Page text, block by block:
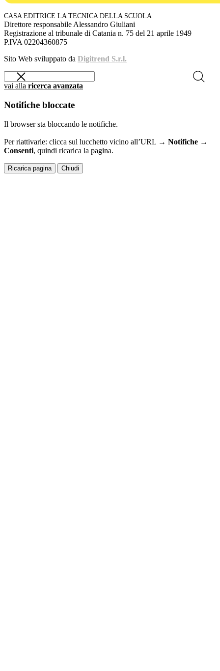
CASA EDITRICE LA TECNICA DELLA SCUOLA
Direttore responsabile Alessandro Giuliani
Registrazione al tribunale di Catania n. 75 del 21 aprile 1949
P.IVA 02204360875
Sito Web sviluppato da Digitrend S.r.l.
vai alla ricerca avanzata
Notifiche bloccate
Il browser sta bloccando le notifiche.
Per riattivarle: clicca sul lucchetto vicino all’URL → Notifiche →
Consenti, quindi ricarica la pagina.
Ricarica pagina Chiudi